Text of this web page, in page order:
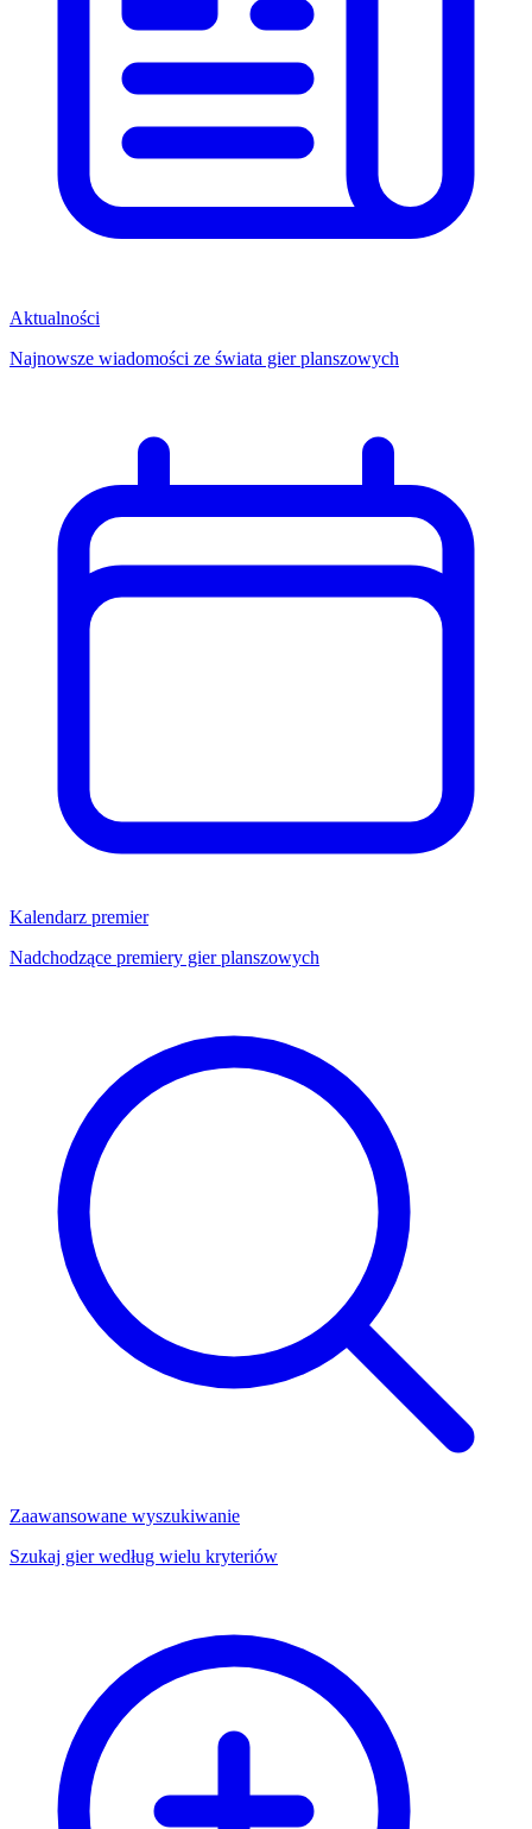
Aktualności
Najnowsze wiadomości ze świata gier planszowych
Kalendarz premier
Nadchodzące premiery gier planszowych
Zaawansowane wyszukiwanie
Szukaj gier według wielu kryteriów